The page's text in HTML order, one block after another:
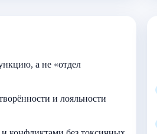
а не «отдел
и лояльности